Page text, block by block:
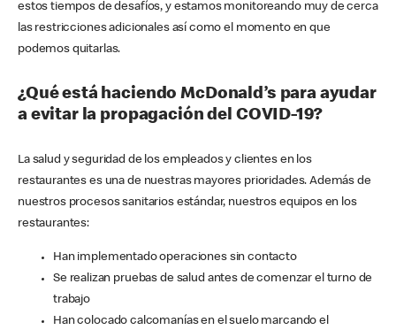
estos tiempos de desafíos, y estamos monitoreando muy de cerca
las restricciones adicionales así como el momento en que
podemos quitarlas.
¿Qué está haciendo McDonald’s para ayudar
a evitar la propagación del COVID-19?
La salud y seguridad de los empleados y clientes en los
restaurantes es una de nuestras mayores prioridades. Además de
nuestros procesos sanitarios estándar, nuestros equipos en los
restaurantes:
Han implementado operaciones sin contacto
Se realizan pruebas de salud antes de comenzar el turno de
trabajo
Han colocado calcomanías en el suelo marcando el